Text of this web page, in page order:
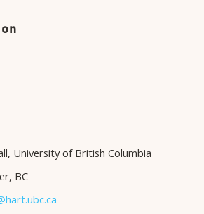
University of British Columbia
BC